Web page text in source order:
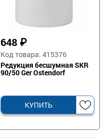
648 ₽
Код товара: 415376
Редукция бесшумная SKR
90/50 Ger Ostendorf
КУПИТЬ